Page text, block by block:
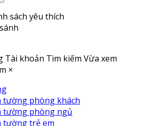
sách yêu thích
Tài khoản Tìm kiếm Vừa xem
×
tường phòng khách
tường phòng ngủ
tường trẻ em